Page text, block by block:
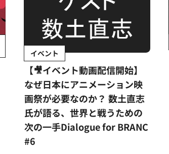
イベント
【🎥イベント動画配信開始】
なぜ日本にアニメーション映
画祭が必要なのか？ 数土直志
氏が語る、世界と戦うための
次の一手Dialogue for BRANC
#6